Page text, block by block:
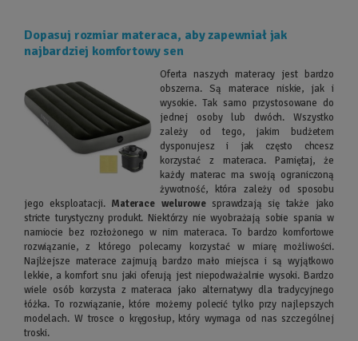
Dopasuj rozmiar materaca, aby zapewniał jak
najbardziej komfortowy sen
Oferta naszych materacy jest bardzo
obszerna. Są materace niskie, jak i
wysokie. Tak samo przystosowane do
jednej osoby lub dwóch. Wszystko
zależy od tego, jakim budżetem
dysponujesz i jak często chcesz
korzystać z materaca. Pamiętaj, że
każdy materac ma swoją ograniczoną
żywotność, która zależy od sposobu
jego eksploatacji. Materace welurowesprawdzają się także jako
stricte turystyczny produkt. Niektórzy nie wyobrażają sobie spania w
namiocie bez rozłożonego w nim materaca. To bardzo komfortowe
rozwiązanie, z którego polecamy korzystać w miarę możliwości.
Najlżejsze materace zajmują bardzo mało miejsca i są wyjątkowo
lekkie, a komfort snu jaki oferują jest niepodważalnie wysoki. Bardzo
wiele osób korzysta z materaca jako alternatywy dla tradycyjnego
łóżka. To rozwiązanie, które możemy polecić tylko przy najlepszych
modelach. W trosce o kręgosłup, który wymaga od nas szczególnej
troski.